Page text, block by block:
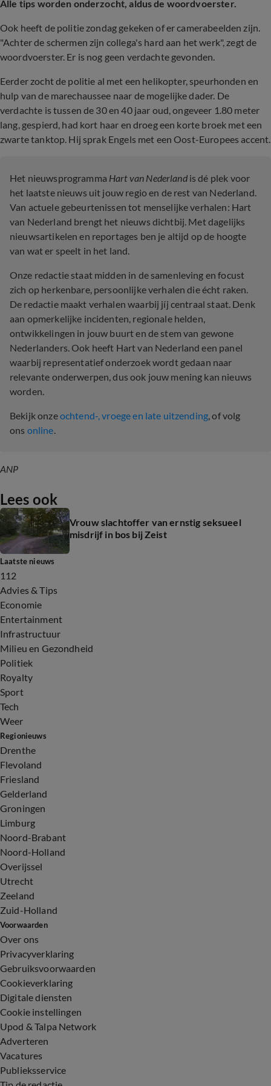
Alle tips worden onderzocht, aldus de woordvoerster.
Ook heeft de politie zondag gekeken of er camerabeelden zijn.
"Achter de schermen zijn collega's hard aan het werk", zegt de
woordvoerster. Er is nog geen verdachte gevonden.
Eerder zocht de politie al met een helikopter, speurhonden en
hulp van de marechaussee naar de mogelijke dader. De
verdachte is tussen de 30 en 40 jaar oud, ongeveer 1.80 meter
lang, gespierd, had kort haar en droeg een korte broek met een
zwarte tanktop. Hij sprak Engels met een Oost-Europees accent.
Het nieuwsprogramma Hart van Nederlandis dé plek voor
het laatste nieuws uit jouw regio en de rest van Nederland.
Van actuele gebeurtenissen tot menselijke verhalen: Hart
van Nederland brengt het nieuws dichtbij. Met dagelijks
nieuwsartikelen en reportages ben je altijd op de hoogte
van wat er speelt in het land.
Onze redactie staat midden in de samenleving en focust
zich op herkenbare, persoonlijke verhalen die écht raken.
De redactie maakt verhalen waarbij jíj centraal staat. Denk
aan opmerkelijke incidenten, regionale helden,
ontwikkelingen in jouw buurt en de stem van gewone
Nederlanders. Ook heeft Hart van Nederland een panel
waarbij representatief onderzoek wordt gedaan naar
relevante onderwerpen, dus ook jouw mening kan nieuws
worden.
Bekijk onzeochtend-, vroege en late uitzending, of volg
ons online.
ANP
Lees ook
Vrouw slachtoffer van ernstig seksueel
misdrijf in bos bij Zeist
Laatste nieuws
112
Advies & Tips
Economie
Entertainment
Infrastructuur
Milieu en Gezondheid
Politiek
Royalty
Sport
Tech
Weer
Regionieuws
Drenthe
Flevoland
Friesland
Gelderland
Groningen
Limburg
Noord-Brabant
Noord-Holland
Overijssel
Utrecht
Zeeland
Zuid-Holland
Voorwaarden
Over ons
Privacyverklaring
Gebruiksvoorwaarden
Cookieverklaring
Digitale diensten
Cookie instellingen
Upod & Talpa Network
Adverteren
Vacatures
Publieksservice